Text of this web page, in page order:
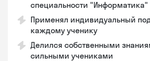
специальности "Информатика"
Применял индивидуальный
каждому ученику
Делился собственными
сильными учениками